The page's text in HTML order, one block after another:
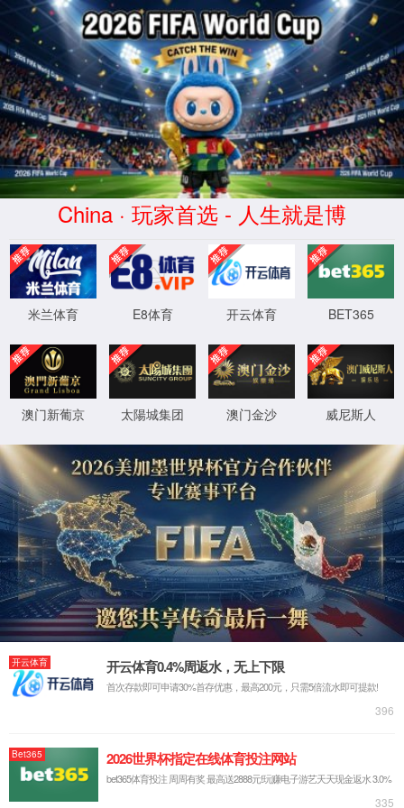
中国·37000v威尼斯(股份公司)-Official website
混合二氧化氯发生器 纯二氧化氯发生器 电解法次氯酸钠发生器 成套加
公司荣誉
品牌文化
社会责任
返回